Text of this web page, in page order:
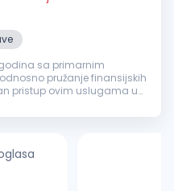
sa primarnim
pružanje finansijskih
pristup ovim uslugama u